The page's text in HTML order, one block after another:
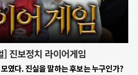
] 진보정치 라이어게임
였다. 진실을 말하는 후보는 누구인가?